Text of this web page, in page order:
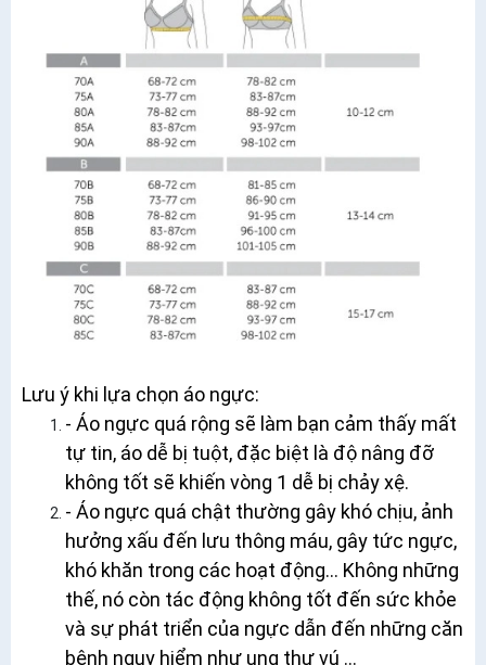
Lưu ý khi lựa chọn áo ngực:
- Áo ngực quá rộng sẽ làm bạn cảm thấy mất
tự tin, áo dễ bị tuột, đặc biệt là độ nâng đỡ
không tốt sẽ khiến vòng 1 dễ bị chảy xệ.
- Áo ngực quá chật thường gây khó chịu, ảnh
hưởng xấu đến lưu thông máu, gây tức ngực,
khó khăn trong các hoạt động... Không những
thế, nó còn tác động không tốt đến sức khỏe
và sự phát triển của ngực dẫn đến những căn
bệnh nguy hiểm như ung thư vú ...